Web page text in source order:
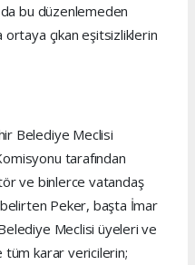
da bu düzenlemeden
ortaya çıkan eşitsizliklerin
Belediye Meclisi
tarafından
ve binlerce vatandaş
belirten Peker, başta İmar
Meclisi üyeleri ve
tüm karar vericilerin;